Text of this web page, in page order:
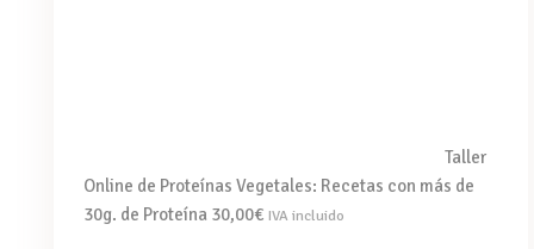
Taller
Online de Proteínas Vegetales: Recetas con más de
30g. de Proteína 30,00€ IVA incluido